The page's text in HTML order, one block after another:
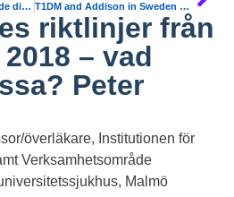
Klartecken för självstyrande diabetespump. TLV. NT-råd. SKL. T1DM and Addison in Sweden 1998-2012. Risk indicators. NDR.
riktlinjer från
– vad
Peter
överläkare, Institutionen för
Verksamhetsområde
Malmö